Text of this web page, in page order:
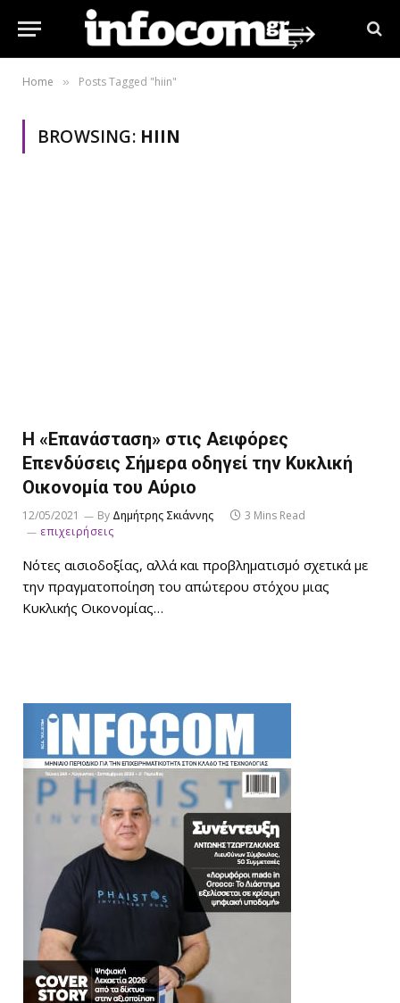
Home » Posts Tagged "hiin"
BROWSING: HIIN
Η «Επανάσταση» στις Αειφόρες
Επενδύσεις Σήμερα οδηγεί την Κυκλική
Οικονομία του Αύριο
12/05/2021 By Δημήτρης Σκιάννης
3 Mins Read
επιχειρήσεις
Νότες αισιοδοξίας, αλλά και προβληματισμό σχετικά με
την πραγματοποίηση του απώτερου στόχου μιας
Κυκλικής Οικονομίας…